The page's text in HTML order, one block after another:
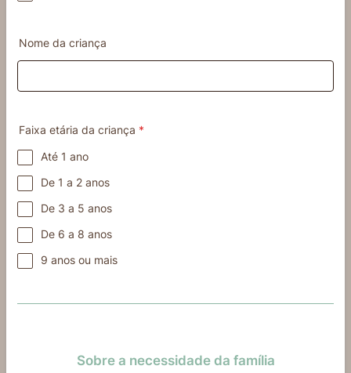
Nome da criança
Faixa etária da criança *
Até 1 ano
De 1 a 2 anos
De 3 a 5 anos
De 6 a 8 anos
9 anos ou mais
Sobre a necessidade da família